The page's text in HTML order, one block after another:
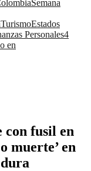
Semana
TurismoEstados
Personales4
en
con fusil en
muerte’ en